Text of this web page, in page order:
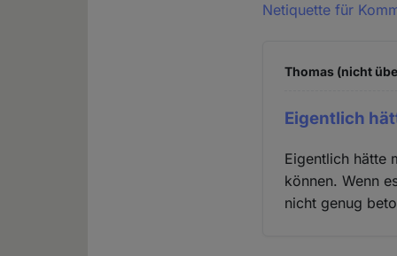
Netiquette für
Thomas (nicht
Eigentlich
Eigentlich hätte
können. Wenn
nicht genug